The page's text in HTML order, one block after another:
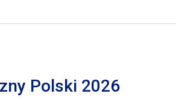
Polski 2026